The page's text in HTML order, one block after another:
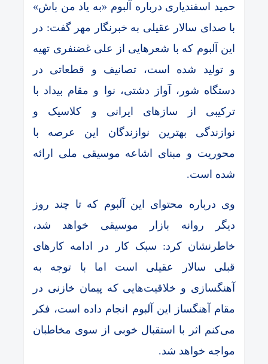
حمید اسفندیاری درباره آلبوم «به یاد من باش»
با صدای سالار عقیلی به خبرنگار مهر گفت: در
این آلبوم که با شعرهایی از علی غضنفری تهیه
و تولید شده است، تصانیف و قطعاتی در
دستگاه شور، آواز دشتی، نوا و مقام بیداد با
ترکیبی از سازهای ایرانی و کلاسیک و
نوازندگی بهترین نوازندگان این عرصه با
محوریت و مبنای اشاعه موسیقی ملی ارائه
شده است.
وی درباره محتوای این آلبوم که تا چند روز
دیگر روانه بازار موسیقی خواهد شد،
خاطرنشان کرد: سبک کار در ادامه کارهای
قبلی سالار عقیلی است اما با توجه به
آهنگسازی و خلاقیت‌هایی که پیمان خازنی در
مقام آهنگساز این آلبوم انجام داده است، فکر
می‌کنم اثر با استقبال خوبی از سوی مخاطبان
مواجه خواهد شد.